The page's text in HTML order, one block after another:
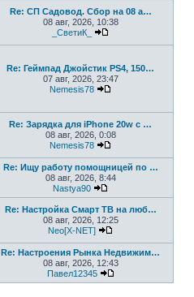
Re: СП Садовод. Сбор на 08 а…
08 авг, 2026, 10:38
_СветиК_
Re: Геймпад Джoйcтик PS4, 150…
07 авг, 2026, 23:47
Nemesis78
Re: Зарядка для iPhone 20w с …
08 авг, 2026, 0:08
Nemesis78
Re: Ищу работу помощницей по …
08 авг, 2026, 8:44
Nastya90
Перейти к
Re: Настройка Смарт ТВ на люб…
08 авг, 2026, 12:25
Neo[X-NET]
Re: Настроения Рынка Недвижим…
08 авг, 2026, 12:43
Павел12345
Перейти к